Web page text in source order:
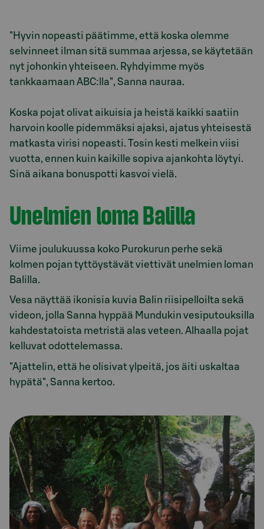
"Hyvin nopeasti päätimme, että koska olemme
selvinneet ilman sitä summaa arjessa, se käytetään
nyt johonkin yhteiseen. Ryhdyimme myös
tankkaamaan ABC:lla", Sanna nauraa.
Koska pojat olivat aikuisia ja heistä kaikki saatiin
harvoin koolle pidemmäksi ajaksi, ajatus yhteisestä
matkasta virisi nopeasti. Tosin kesti melkein viisi
vuotta, ennen kuin kaikille sopiva ajankohta löytyi.
Sinä aikana bonuspotti kasvoi vielä.
Unelmien loma Balilla
Viime joulukuussa koko Purokurun perhe sekä
kolmen pojan tyttöystävät viettivät unelmien loman
Balilla.
Vesa näyttää ikonisia kuvia Balin riisipelloilta sekä
videon, jolla Sanna hyppää Mundukin vesiputouksilla
kahdestatoista metristä alas veteen. Alhaalla pojat
kelluvat odottelemassa.
"Ajattelin, että he olisivat ylpeitä, jos äiti uskaltaa
hypätä", Sanna kertoo.